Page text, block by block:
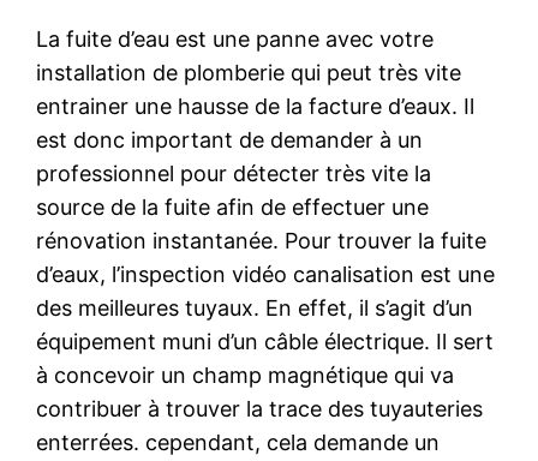
La fuite d’eau est une panne avec votre
installation de plomberie qui peut très vite
entrainer une hausse de la facture d’eaux. Il
est donc important de demander à un
professionnel pour détecter très vite la
source de la fuite afin de effectuer une
rénovation instantanée. Pour trouver la fuite
d’eaux, l’inspection vidéo canalisation est une
des meilleures tuyaux. En effet, il s’agit d’un
équipement muni d’un câble électrique. Il sert
à concevoir un champ magnétique qui va
contribuer à trouver la trace des tuyauteries
enterrées. cependant, cela demande un